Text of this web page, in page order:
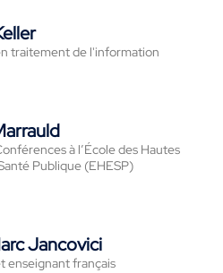
traitement de l'information
à l’École des Hautes
Publique (EHESP)
Jancovici
enseignant français